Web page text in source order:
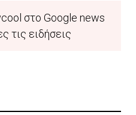
στο Google news
τις ειδήσεις